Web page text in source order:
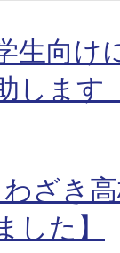
生向け
します
ざき
した】